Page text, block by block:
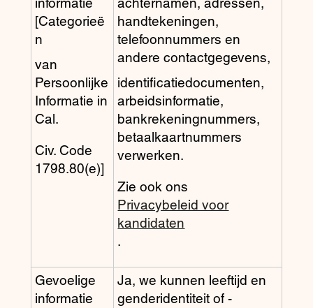
[Categorieë
n
van
Persoonlijke
Informatie in
Cal.
Civ. Code
1798.80(e)]
handtekeningen,
telefoonnummers en
andere contactgegevens,
identificatiedocumenten,
arbeidsinformatie,
bankrekeningnummers,
betaalkaartnummers
verwerken.
Zie ook ons
Privacybeleid voor
kandidaten
.
Gevoelige
informatie
Ja, we kunnen leeftijd en
genderidentiteit of -